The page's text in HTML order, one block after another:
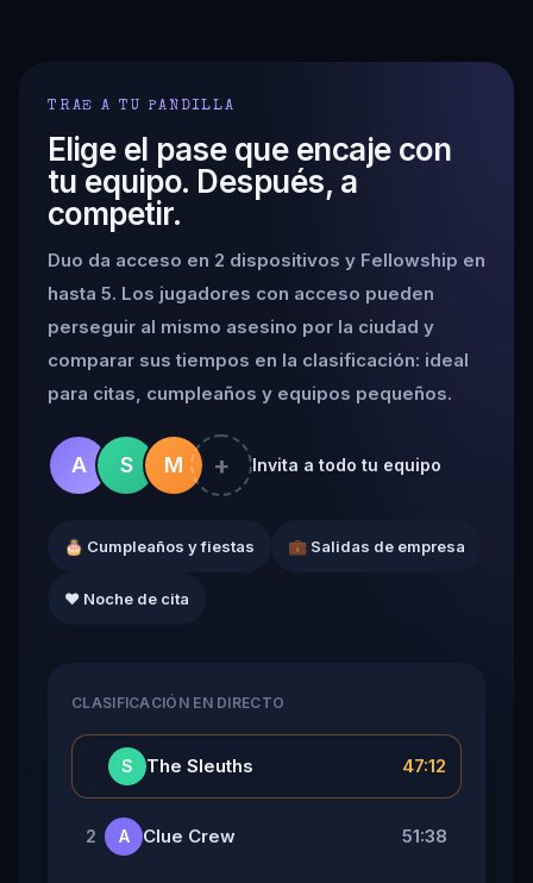
TRAE A TU PANDILLA
Elige el pase que encaje con
tu equipo. Después, a
competir.
Duo da acceso en 2 dispositivos y Fellowship en
hasta 5. Los jugadores con acceso pueden
perseguir al mismo asesino por la ciudad y
comparar sus tiempos en la clasificación: ideal
para citas, cumpleaños y equipos pequeños.
A S M + Invita a todo tu equipo
🎂 Cumpleaños y fiestas 💼 Salidas de empresa
❤️ Noche de cita
CLASIFICACIÓN EN DIRECTO
S The Sleuths 47:12
2 A Clue Crew 51:38